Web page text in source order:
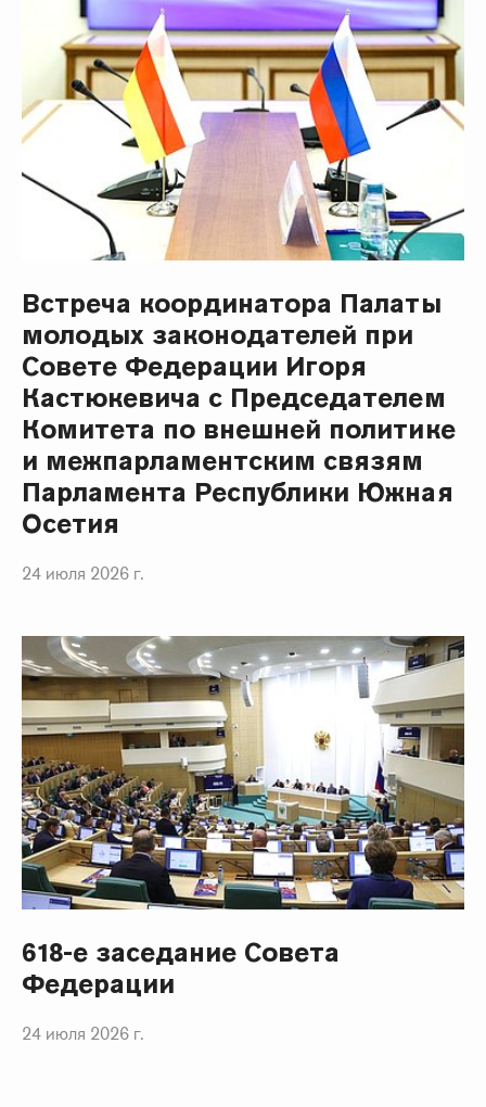
Встреча координатора Палаты
молодых законодателей при
Совете Федерации Игоря
Кастюкевича с Председателем
Комитета по внешней политике
и межпарламентским связям
Парламента Республики Южная
Осетия
24 июля 2026 г.
618-е заседание Совета
Федерации
24 июля 2026 г.